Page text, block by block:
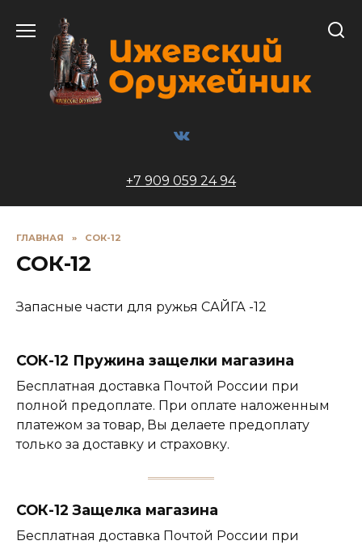
содержанию
+7 909 059 24 94
ГЛАВНАЯ » СОК-12
СОК-12
Запасные части для ружья САЙГА -12
СОК-12 Пружина защелки магазина
Бесплатная доставка Почтой России при
полной предоплате. При оплате наложенным
платежом за товар, Вы делаете предоплату
только за доставку и страховку.
СОК-12 Защелка магазина
Бесплатная доставка Почтой России при